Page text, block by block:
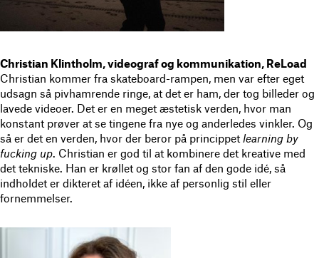
Christian Klintholm, videograf og kommunikation, ReLoad
Christian kommer fra skateboard-rampen, men var efter eget
udsagn så pivhamrende ringe, at det er ham, der tog billeder og
lavede videoer. Det er en meget æstetisk verden, hvor man
konstant prøver at se tingene fra nye og anderledes vinkler. Og
så er det en verden, hvor der beror på princippet learning by
fucking up. Christian er god til at kombinere det kreative med
det tekniske. Han er krøllet og stor fan af den gode idé, så
indholdet er dikteret af idéen, ikke af personlig stil eller
fornemmelser.